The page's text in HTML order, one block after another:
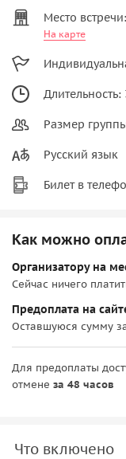
Место
На карте
Длительность:
Размер
Русский язык
Билет в
Как можно
Организатору на
Сейчас ничего
Предоплата на
Оставшуюся сумму
Для предоплаты
отмене за 48 часов
Что включено